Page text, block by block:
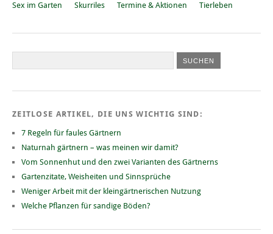
Sex im Garten
Skurriles Termine & Aktionen Tierleben
ZEITLOSE ARTIKEL, DIE UNS WICHTIG SIND:
7 Regeln für faules Gärtnern
Naturnah gärtnern – was meinen wir damit?
Vom Sonnenhut und den zwei Varianten des Gärtnerns
Gartenzitate, Weisheiten und Sinnsprüche
Weniger Arbeit mit der kleingärtnerischen Nutzung
Welche Pflanzen für sandige Böden?